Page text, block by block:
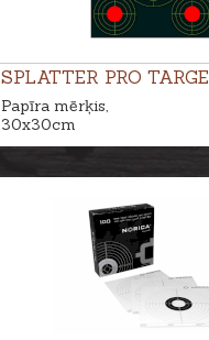
SPLATTER PRO
Papīra mērķis,
30x30cm